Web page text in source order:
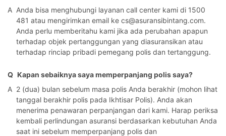
A Anda bisa menghubungi layanan call center kami di 1500
481 atau mengirimkan email ke cs@asuransibintang.com.
Anda perlu memberitahu kami jika ada perubahan apapun
terhadap objek pertanggungan yang diasuransikan atau
terhadap rinciap pribadi pemegang polis dan tertanggung.
Q Kapan sebaiknya saya memperpanjang polis saya?
A 2 (dua) bulan sebelum masa polis Anda berakhir (mohon lihat
tanggal berakhir polis pada Ikhtisar Polis). Anda akan
menerima penawaran perpanjangan dari kami. Harap periksa
kembali perlindungan asuransi berdasarkan kebutuhan Anda
saat ini sebelum memperpanjang polis dan